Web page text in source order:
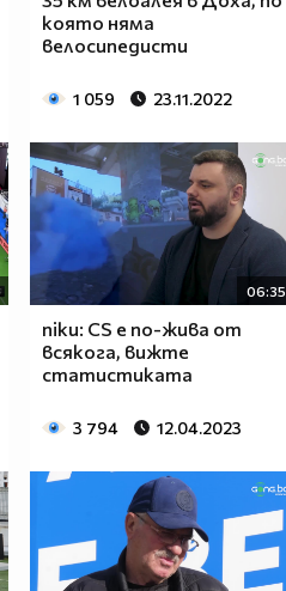
която няма
велосипедисти
1 059 23.11.2022
06:35
niku: CS е по-жива от
всякога, вижте
статистиката
3 794 12.04.2023